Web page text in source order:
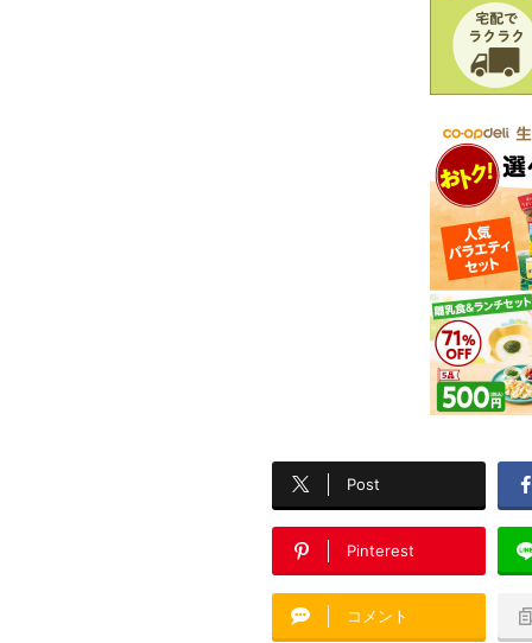
Post
Pinterest
コメント